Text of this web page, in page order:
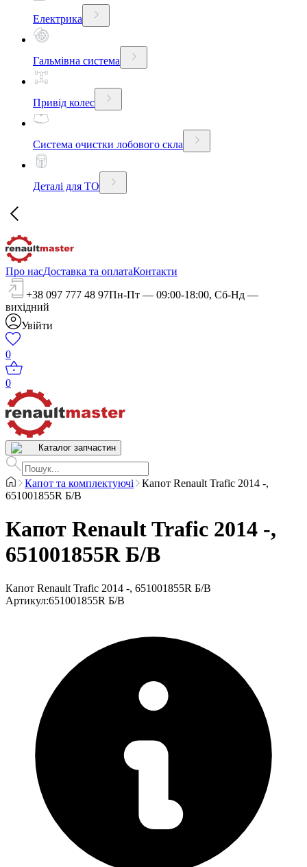
Електрика
Гальмівна система
Привід колес
Система очистки лобового скла
Деталі для ТО
Про насДоставка та оплатаКонтакти
+38 097 777 48 97Пн-Пт — 09:00-18:00, Сб-Нд —
вихідний
Увійти
0
0
Каталог запчастин
Капот та комплектуючі
Капот Renault Trafic 2014 -,
651001855R Б/В
Капот Renault Trafic 2014 -,
651001855R Б/В
Капот Renault Trafic 2014 -, 651001855R Б/В
Артикул:651001855R Б/В